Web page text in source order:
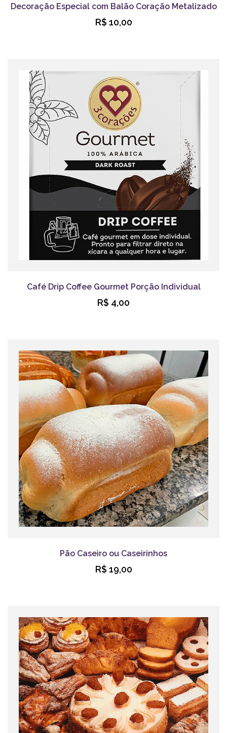
Decoração Especial com Balão Coração Metalizado
R$ 10,00
Café Drip Coffee Gourmet Porção Individual
R$ 4,00
Pão Caseiro ou Caseirinhos
R$ 19,00